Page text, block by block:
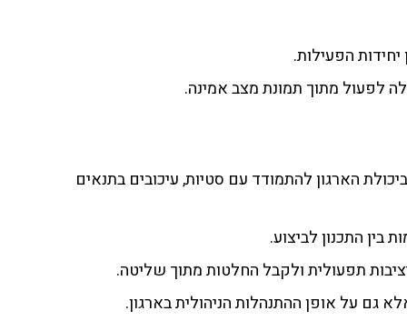
הפעילות.
לפעול מתוך תמונת מצב אמינה.
הארגון להתמודד עם סטיות, עיכובים בתנאים
התכנון לביצוע.
תפעולית ולקבל החלטות מתוך שליטה.
גם על אופן ההתנהלות הניהולית בארגון.